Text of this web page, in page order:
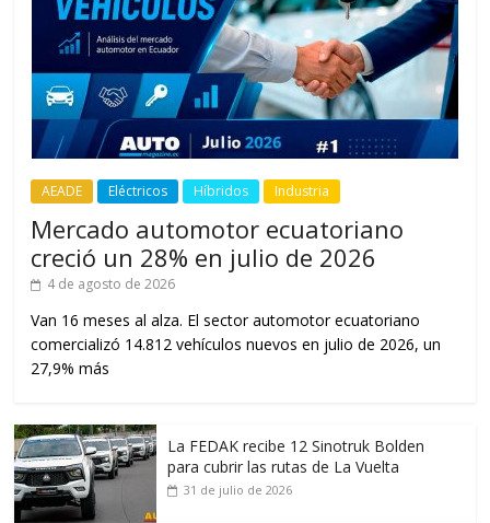
AEADE Eléctricos Híbridos Industria
Mercado automotor ecuatoriano
creció un 28% en julio de 2026
4 de agosto de 2026
Van 16 meses al alza. El sector automotor ecuatoriano
comercializó 14.812 vehículos nuevos en julio de 2026, un
27,9% más
La FEDAK recibe 12 Sinotruk Bolden
para cubrir las rutas de La Vuelta
31 de julio de 2026